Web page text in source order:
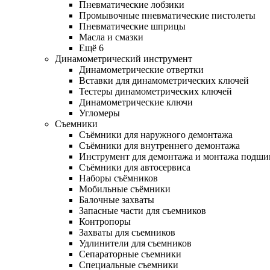
Пневматические лобзики
Промывочные пневматические пистолеты
Пневматические шприцы
Масла и смазки
Ещё 6
Динамометрический инструмент
Динамометрические отвертки
Вставки для динамометрических ключей
Тестеры динамометрических ключей
Динамометрические ключи
Угломеры
Съемники
Съёмники для наружного демонтажа
Съёмники для внутреннего демонтажа
Инструмент для демонтажа и монтажа
Съёмники для автосервиса
Наборы съёмников
Мобильные съёмники
Балочные захваты
Запасные части для съемников
Контропоры
Захваты для съемников
Удлинители для съемников
Сепараторные съемники
Специальные съемники